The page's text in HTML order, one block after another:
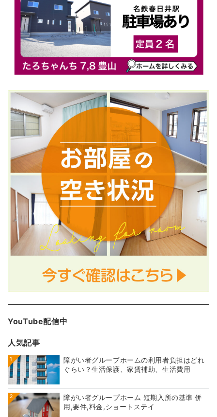
YouTube配信中
人気記事
1
障がい者グループホームの利用者負担はどれ
ぐらい？生活保護、家賃補助、生活費用
2
障がい者グループホーム 短期入所の基準 併
用,要件,料金,ショートステイ